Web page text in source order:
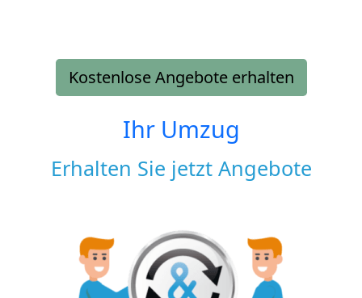
Kostenlose Angebote erhalten
Ihr Umzug
Erhalten Sie jetzt Angebote